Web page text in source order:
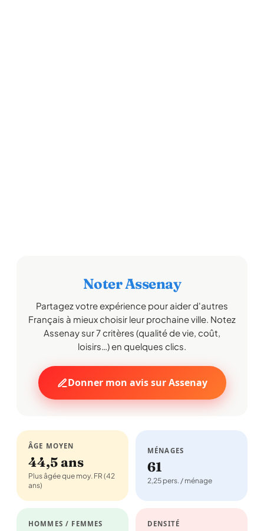
Noter Assenay
Partagez votre expérience pour aider d'autres
Français à mieux choisir leur prochaine ville. Notez
Assenay sur 7 critères (qualité de vie, coût,
loisirs…) en quelques clics.
Donner mon avis sur Assenay
ÂGE MOYEN
44,5 ans
Plus âgée que moy. FR (42
ans)
MÉNAGES
61
2,25 pers. / ménage
HOMMES / FEMMES DENSITÉ